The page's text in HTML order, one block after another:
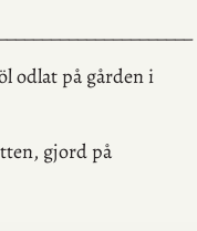
odlat på gården i
gjord på